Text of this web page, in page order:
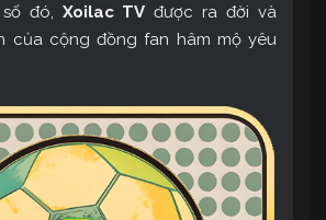
đó, Xoilac TV được ra đời và
của cộng đồng fan hâm mộ yêu